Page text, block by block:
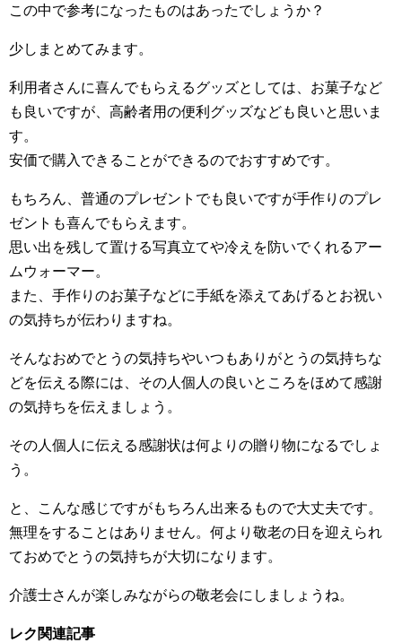
この中で参考になったものはあったでしょうか？
少しまとめてみます。
利用者さんに喜んでもらえるグッズとしては、お菓子など
も良いですが、高齢者用の便利グッズなども良いと思いま
す。
安価で購入できることができるのでおすすめです。
もちろん、普通のプレゼントでも良いですが手作りのプレ
ゼントも喜んでもらえます。
思い出を残して置ける写真立てや冷えを防いでくれるアー
ムウォーマー。
また、手作りのお菓子などに手紙を添えてあげるとお祝い
の気持ちが伝わりますね。
そんなおめでとうの気持ちやいつもありがとうの気持ちな
どを伝える際には、その人個人の良いところをほめて感謝
の気持ちを伝えましょう。
その人個人に伝える感謝状は何よりの贈り物になるでしょ
う。
と、こんな感じですがもちろん出来るもので大丈夫です。
無理をすることはありません。何より敬老の日を迎えられ
ておめでとうの気持ちが大切になります。
介護士さんが楽しみながらの敬老会にしましょうね。
レク関連記事